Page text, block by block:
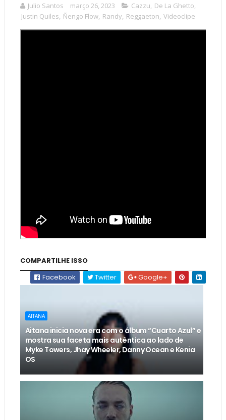
Julio Santos março 26, 2023 Cazzu, De La Ghetto,
Justin Quiles, Ñengo Flow, Randy, Reggaeton, Videoclipe
COMPARTILHE ISSO
Facebook
Twitter Google+
AITANA
Aitana inicia nova era com o álbum “Cuarto Azul” e
mostra sua faceta mais autêntica ao lado de
Myke Towers, Jhay Wheeler, Danny Ocean e Kenia
OS